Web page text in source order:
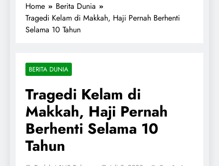
Home
Berita Dunia
Tragedi Kelam di Makkah, Haji Pernah Berhenti
Selama 10 Tahun
BERITA DUNIA
Tragedi Kelam di
Makkah, Haji Pernah
Berhenti Selama 10
Tahun